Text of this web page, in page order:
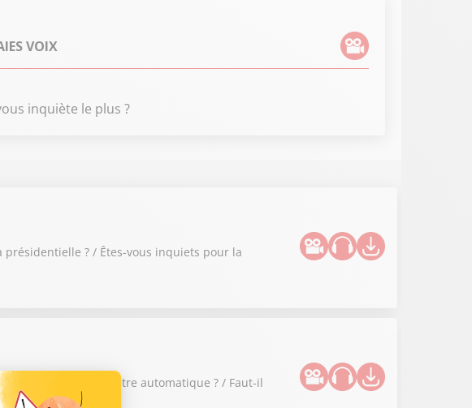
VOIX
inquiète le plus ?
présidentielle ? / Êtes-vous inquiets pour la
provisoire doit-elle être automatique ? / Faut-il